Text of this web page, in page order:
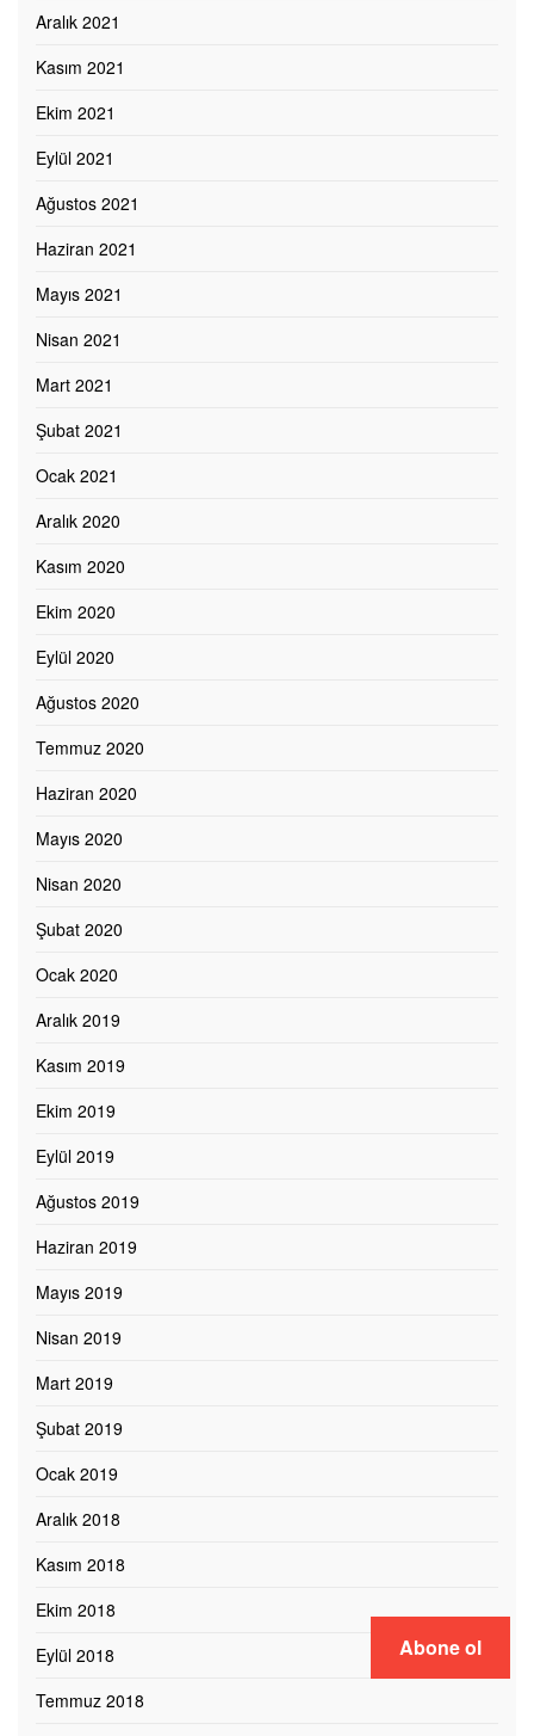
Aralık 2021
Kasım 2021
Ekim 2021
Eylül 2021
Ağustos 2021
Haziran 2021
Mayıs 2021
Nisan 2021
Mart 2021
Şubat 2021
Ocak 2021
Aralık 2020
Kasım 2020
Ekim 2020
Eylül 2020
Ağustos 2020
Temmuz 2020
Haziran 2020
Mayıs 2020
Nisan 2020
Şubat 2020
Ocak 2020
Aralık 2019
Kasım 2019
Ekim 2019
Eylül 2019
Ağustos 2019
Haziran 2019
Mayıs 2019
Nisan 2019
Mart 2019
Şubat 2019
Ocak 2019
Aralık 2018
Kasım 2018
Ekim 2018
Eylül 2018
Temmuz 2018
Abone ol